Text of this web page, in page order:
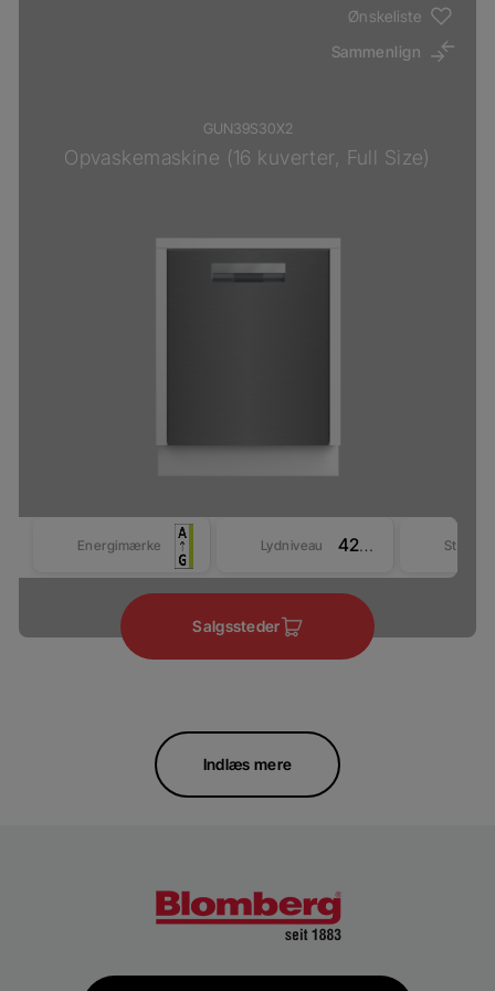
Ønskeliste
Sammenlign
GUN39S30X2
Opvaskemaskine (16 kuverter, Full Size)
Energimærke Lydniveau 42 dBA
Salgssteder
Indlæs mere